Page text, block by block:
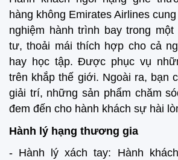
hàng không Emirates Airlines
nghiệm hành trình bay trong một
tư, thoải mái thích hợp cho cả
hay học tập. Được phục vụ
trên khắp thế giới. Ngoài ra, bạn
giải trí, những sản phẩm chăm
đem đến cho hành khách sự hài
Hành lý hạng thương gia
- Hành lý xách tay: Hành